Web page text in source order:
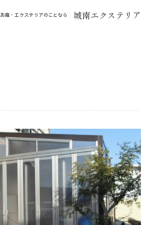
庭・エクステリアのことなら 城南エクステリア